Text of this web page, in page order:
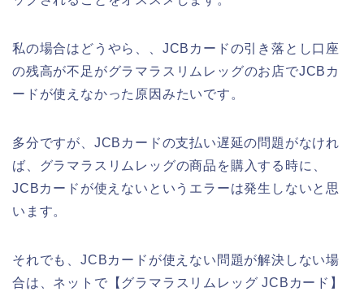
私の場合はどうやら、、JCBカードの引き落とし口座
の残高が不足がグラマラスリムレッグのお店でJCBカ
ードが使えなかった原因みたいです。
多分ですが、JCBカードの支払い遅延の問題がなけれ
ば、グラマラスリムレッグの商品を購入する時に、
JCBカードが使えないというエラーは発生しないと思
います。
それでも、JCBカードが使えない問題が解決しない場
合は、ネットで【グラマラスリムレッグ JCBカード】